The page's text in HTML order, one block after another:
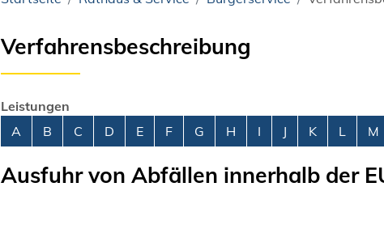
Verfahrensbeschreibung
Leistungen
Alphabetisches Register überspringen
A B C D E F G H I J K L M
Ausfuhr von Abfällen innerhalb der